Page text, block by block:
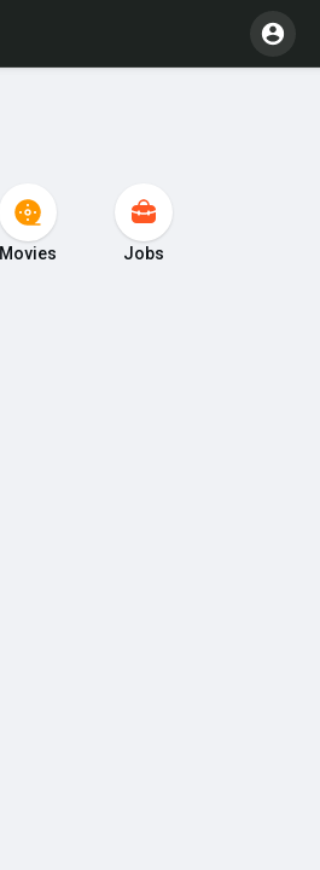
Movies Jobs